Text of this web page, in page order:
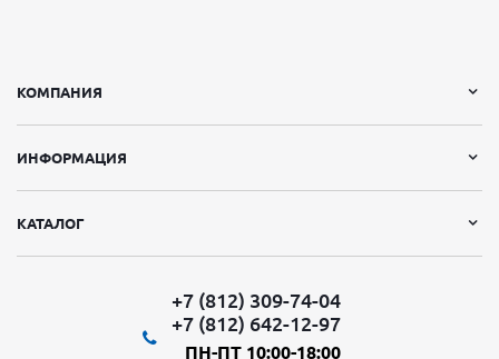
КОМПАНИЯ
ИНФОРМАЦИЯ
КАТАЛОГ
+7 (812) 309-74-04
+7 (812) 642-12-97
ПН-ПТ 10:00-18:00